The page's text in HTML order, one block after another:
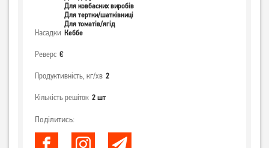
Насадки
Для ковбасних виробів
Для тертки/шатківниці
Для томатів/ягід
Кеббе
Реверс Є
Продуктивність, кг/хв 2
Кількість решіток 2 шт
Поділитись: